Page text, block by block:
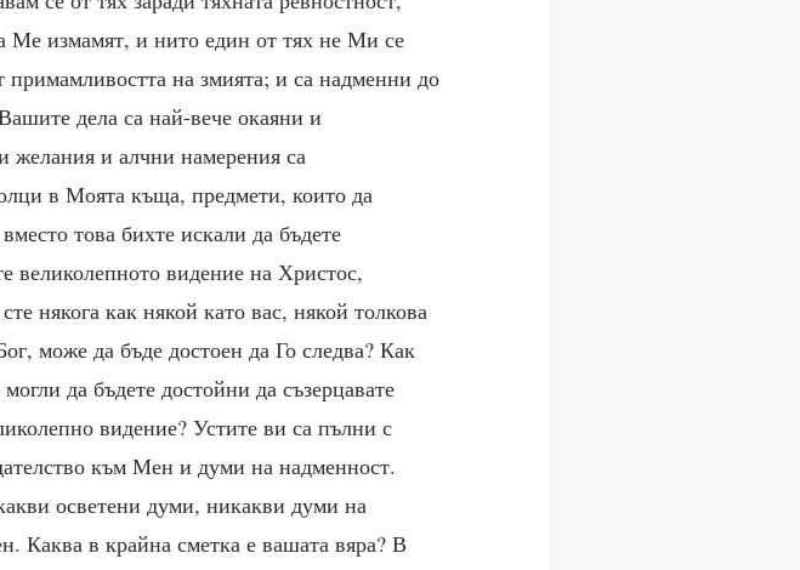
Ме измамят, и нито един от тях не Ми се
на змията; и са надменни до
дела са най-вече окаяни и
желания и алчни намерения са
в Моята къща, предмети, които да
това бихте искали да бъдете
великолепното видение на Христос,
някога как някой като вас, някой толкова
може да бъде достоен да Го следва? Как
да бъдете достойни да съзерцавате
видение? Устите ви са пълни с
към Мен и думи на надменност.
осветени думи, никакви думи на
Каква в крайна сметка е вашата вяра? В